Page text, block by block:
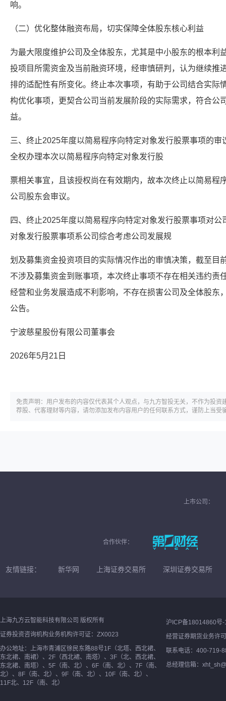
响。
（二）优化整体融资布局，切实保障全体股东核心利益
为最大限度维护公司及全体股东，尤其是中小股东的根本利
投项目所需资金及当前融资环境，经审慎研判，认为继续推
排的适配性有所变化。终止本次事项，有助于公司结合实际
构优化事项，更契合公司当前发展阶段的实际需求，符合公
益。
三、终止2025年度以简易程序向特定对象发行股票事项的
全权办理本次以简易程序向特定对象发行股
票相关事宜，且该授权尚在有效期内，故本次终止以简易程
公司股东会审议。
四、终止2025年度以简易程序向特定对象发行股票事项对
对象发行股票事项系公司综合考虑公司发展规
划及募集资金投资项目的实际情况作出的审慎决策，截至目
不涉及募集资金到账事项，本次终止事项不存在相关违约责
经营和业务发展造成不利影响，不存在损害公司及全体股东
公告。
宁波慈星股份有限公司董事会
2026年5月21日
免责声明：用户发布的内容仅代表其个人观点，与九方智投无关，不作为投
荐股、代客理财等内容，请勿添加发布内容用户的任何联系方式，谨防上当受
上市公司：
合作伙伴：
友情链接： 新华网 上海证券交易所 深圳证券交易所
上海九方云智能科技有限公司 版权所有
证券投资咨询机构业务机构许可证：ZX0023
办公地址：上海市青浦区徐民东路88号1F（北塔、西北裙、
东北裙、南裙）、2F（西北裙、南塔）、3F（北、西北裙、
东北裙、南塔）、5F（南、北）、6F（南、北）、7F（南、
北）、8F（南、北）、9F（南、北）、10F（南、北）、
11F北、12F（南、北）
沪ICP备18014860号-
经营证券期货业务许
联系电话：400-719-
总经理信箱：